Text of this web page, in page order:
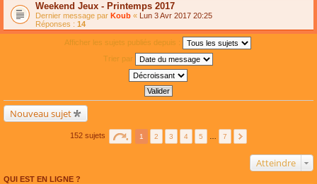
Weekend Jeux - Printemps 2017
Dernier message par Koub « Lun 3 Avr 2017 20:25
Réponses : 14
Afficher les sujets publiés depuis :
Trier par
Nouveau sujet
152 sujets 1 2 3 4 5 7
Atteindre
QUI EST EN LIGNE ?